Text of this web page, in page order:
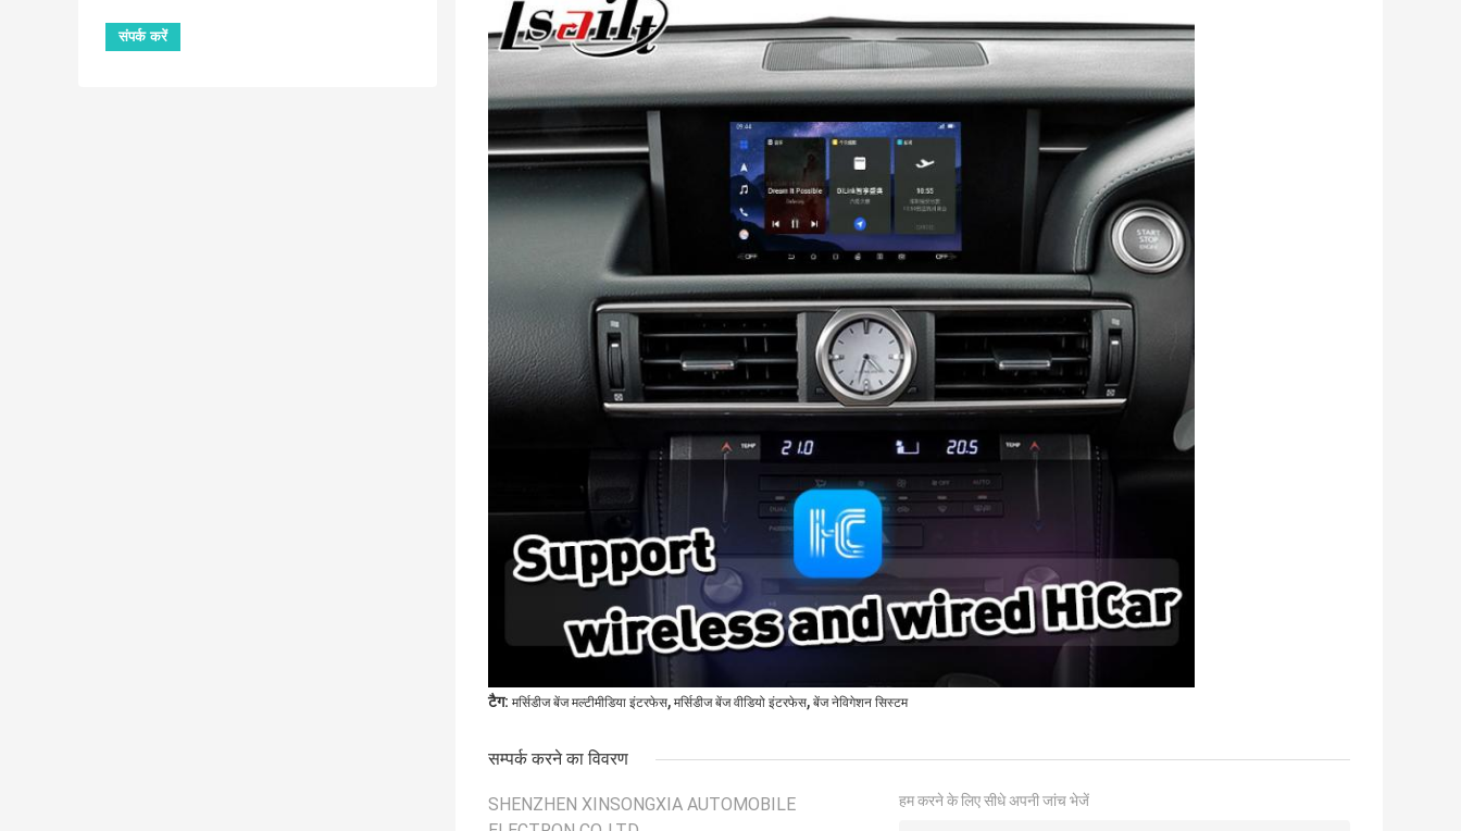
टैग: मर्सिडीज बेंज मल्टीमीडिया इंटरफेस, मर्सिडीज बेंज वीडियो इंटरफेस, बेंज नेविगेशन सिस्टम
सम्पर्क करने का विवरण
SHENZHEN XINSONGXIA AUTOMOBILE
हम करने के लिए सीधे अपनी जांच भेजें